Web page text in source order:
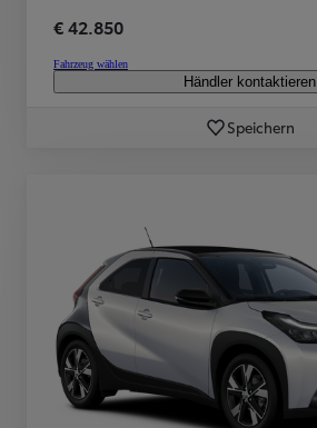
€ 42.850
Fahrzeug wählen
Händler kontaktieren
Speichern